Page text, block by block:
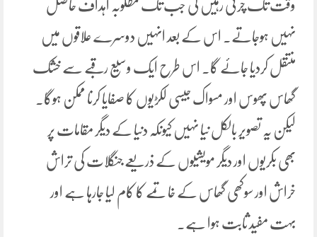
وقت تک چرتی رہیں گی جب تک مطلوبہ اہداف حاصل
نہیں ہوجاتے۔ اس کے بعد انہیں دوسرے علاقوں میں
منتقل کردیا جائے گا۔ اس طرح ایک وسیع رقبے سے خشک
گھاس پھوس اور مسواک جیسی لکڑیوں کا صفایا کرنا ممکن ہوگا۔
لیکن یہ تصویر بالکل نیا نہیں کیونکہ دنیا کے دیگر مقامات پر
بھی بکریوں اور دیگر مویشیوں کے ذریعے جنگلات کی تراش
خراش اور سوکھی گھاس کے خاتمے کا کام لیا جارہا ہے اور
بہت مفید ثابت ہوا ہے۔